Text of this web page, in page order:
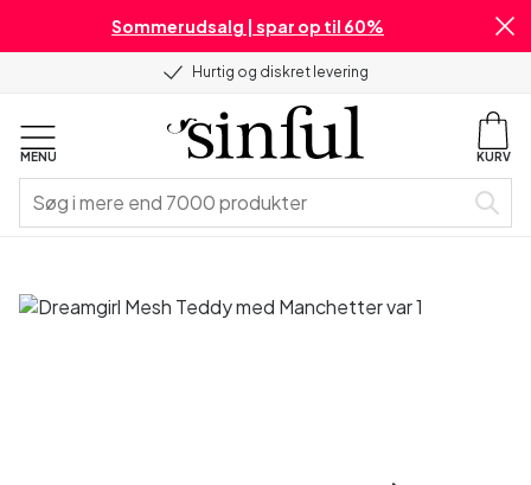
Sommerudsalg | spar op til 60%
Hurtig og diskret levering
MENU KURV